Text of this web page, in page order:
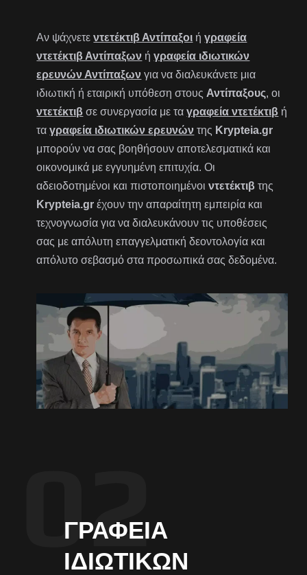
Αν ψάχνετεντετέκτιβ Αντίπαξοι ήγραφεία
ντετέκτιβ Αντίπαξων ήγραφεία ιδιωτικών
ερευνών Αντίπαξων για να διαλευκάνετε μια
ιδιωτική ή εταιρική υπόθεση στους Αντίπαξους, οι
ντετέκτιβ σε συνεργασία με ταγραφεία ντετέκτιβ ή
ταγραφεία ιδιωτικών ερευνών της Krypteia.gr
μπορούν να σας βοηθήσουν αποτελεσματικά και
οικονομικά με εγγυημένη επιτυχία. Οι
αδειοδοτημένοι και πιστοποιημένοιντετέκτιβ της
Krypteia.gr έχουν την απαραίτητη εμπειρία και
τεχνογνωσία για να διαλευκάνουν τις υποθέσεις
σας με απόλυτη επαγγελματική δεοντολογία και
απόλυτο σεβασμό στα προσωπικά σας δεδομένα.
ΓΡΑΦΕΊΑ
ΙΔΙΩΤΙΚΏΝ